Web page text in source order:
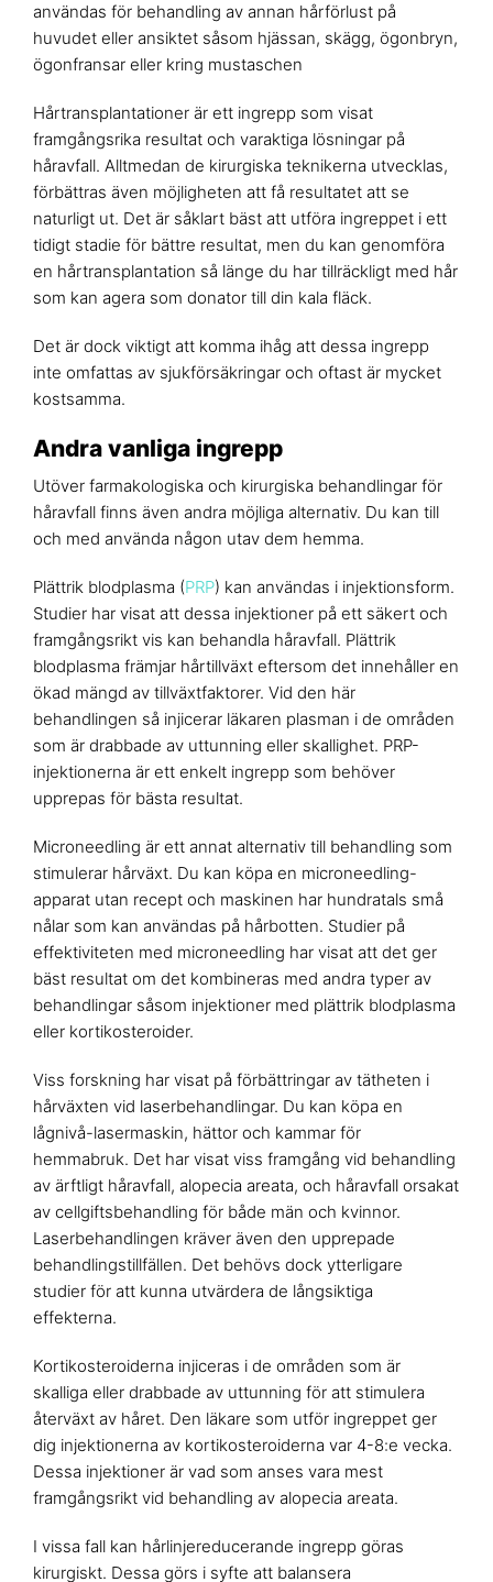
användas för behandling av annan hårförlust på
huvudet eller ansiktet såsom hjässan, skägg, ögonbryn,
ögonfransar eller kring mustaschen
Hårtransplantationer är ett ingrepp som visat
framgångsrika resultat och varaktiga lösningar på
håravfall. Alltmedan de kirurgiska teknikerna utvecklas,
förbättras även möjligheten att få resultatet att se
naturligt ut. Det är såklart bäst att utföra ingreppet i ett
tidigt stadie för bättre resultat, men du kan genomföra
en hårtransplantation så länge du har tillräckligt med hår
som kan agera som donator till din kala fläck.
Det är dock viktigt att komma ihåg att dessa ingrepp
inte omfattas av sjukförsäkringar och oftast är mycket
kostsamma.
Andra vanliga ingrepp
Utöver farmakologiska och kirurgiska behandlingar för
håravfall finns även andra möjliga alternativ. Du kan till
och med använda någon utav dem hemma.
Plättrik blodplasma (PRP) kan användas i injektionsform.
Studier har visat att dessa injektioner på ett säkert och
framgångsrikt vis kan behandla håravfall. Plättrik
blodplasma främjar hårtillväxt eftersom det innehåller en
ökad mängd av tillväxtfaktorer. Vid den här
behandlingen så injicerar läkaren plasman i de områden
som är drabbade av uttunning eller skallighet. PRP-
injektionerna är ett enkelt ingrepp som behöver
upprepas för bästa resultat.
Microneedling är ett annat alternativ till behandling som
stimulerar hårväxt. Du kan köpa en microneedling-
apparat utan recept och maskinen har hundratals små
nålar som kan användas på hårbotten. Studier på
effektiviteten med microneedling har visat att det ger
bäst resultat om det kombineras med andra typer av
behandlingar såsom injektioner med plättrik blodplasma
eller kortikosteroider.
Viss forskning har visat på förbättringar av tätheten i
hårväxten vid laserbehandlingar. Du kan köpa en
lågnivå-lasermaskin, hättor och kammar för
hemmabruk. Det har visat viss framgång vid behandling
av ärftligt håravfall, alopecia areata, och håravfall orsakat
av cellgiftsbehandling för både män och kvinnor.
Laserbehandlingen kräver även den upprepade
behandlingstillfällen. Det behövs dock ytterligare
studier för att kunna utvärdera de långsiktiga
effekterna.
Kortikosteroiderna injiceras i de områden som är
skalliga eller drabbade av uttunning för att stimulera
återväxt av håret. Den läkare som utför ingreppet ger
dig injektionerna av kortikosteroiderna var 4-8:e vecka.
Dessa injektioner är vad som anses vara mest
framgångsrikt vid behandling av alopecia areata.
I vissa fall kan hårlinjereducerande ingrepp göras
kirurgiskt. Dessa görs i syfte att balansera